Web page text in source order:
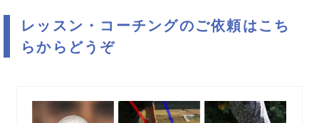
レッスン・コーチングのご依頼はこち
らからどうぞ